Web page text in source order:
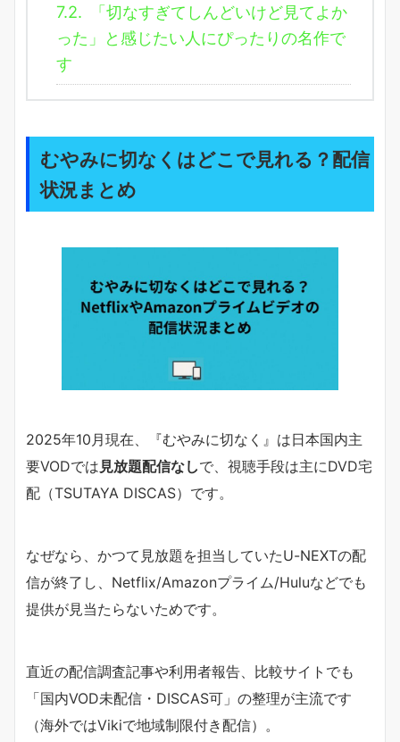
7.2.
「切なすぎてしんどいけど見てよか
った」と感じたい人にぴったりの名作で
す
むやみに切なくはどこで見れる？配信
状況まとめ
2025年10月現在、『むやみに切なく』は日本国内主
要VODでは 見放題配信なしで、視聴手段は主にDVD宅
配（TSUTAYA DISCAS）です。
なぜなら、かつて見放題を担当していたU-NEXTの配
信が終了し、Netflix/Amazonプライム/Huluなどでも
提供が見当たらないためです。
直近の配信調査記事や利用者報告、比較サイトでも
「国内VOD未配信・DISCAS可」の整理が主流です
（海外ではVikiで地域制限付き配信）。